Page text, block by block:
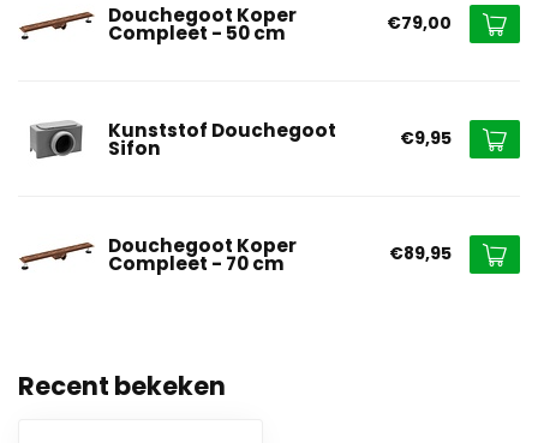
Douchegoot Koper
Compleet - 50 cm €79,00
Kunststof Douchegoot
Sifon €9,95
Douchegoot Koper
Compleet - 70 cm €89,95
Recent bekeken